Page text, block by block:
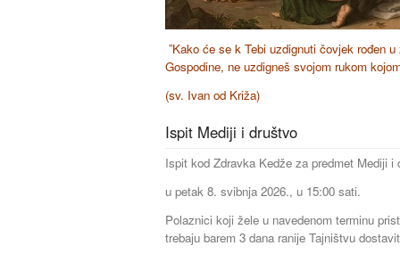
”Kako će se k Tebi uzdignuti čovjek rođen
Gospodine, ne uzdigneš svojom rukom
(sv. Ivan od Križa)
Ispit Mediji i društvo
Ispit kod Zdravka Kedže za predmet Mediji i
u petak 8. svibnja 2026., u 15:00 sati.
Polaznici koji žele u navedenom terminu
trebaju barem 3 dana ranije Tajništvu